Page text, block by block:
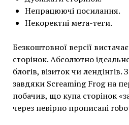
Непрацюючі посилання.
Некоректні мета-теги.
Безкоштовної версії
сторінок. Абсолютно
блогів, візиток чи
завдяки Screaming Frog на
побачив, що купа сторінок
через невірно прописані